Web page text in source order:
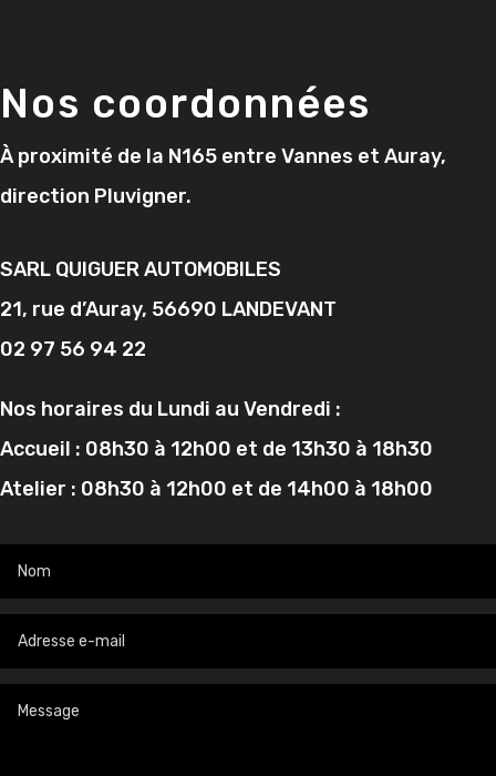
Nos coordonnées
À proximité de la N165 entre Vannes et Auray,
direction Pluvigner.
SARL QUIGUER AUTOMOBILES
21, rue d’Auray, 56690 LANDEVANT
02 97 56 94 22
Nos horaires du Lundi au Vendredi :
Accueil : 08h30 à 12h00 et de 13h30 à 18h30
Atelier : 08h30 à 12h00 et de 14h00 à 18h00